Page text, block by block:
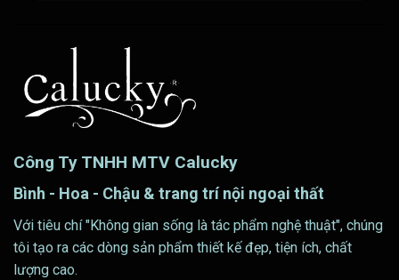
Công Ty TNHH MTV Calucky
Bình - Hoa - Chậu & trang trí nội ngoại thất
Với tiêu chí "Không gian sống là tác phẩm nghệ thuật", chúng
tôi tạo ra các dòng sản phẩm thiết kế đẹp, tiện ích, chất
lượng cao.